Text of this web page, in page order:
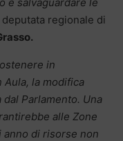
regionale di
in
Aula, la modifica
Parlamento. Una
alle Zone
di risorse non